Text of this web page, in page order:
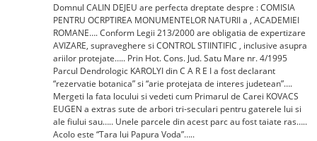
Domnul CALIN DEJEU are perfecta dreptate despre : COMISIA
PENTRU OCRPTIREA MONUMENTELOR NATURII a , ACADEMIEI
ROMANE…. Conform Legii 213/2000 are obligatia de expertizare
AVIZARE, supraveghere si CONTROL STIINTIFIC , inclusive asupra
ariilor protejate….. Prin Hot. Cons. Jud. Satu Mare nr. 4/1995
Parcul Dendrologic KAROLYI din C A R E I a fost declarant
“rezervatie botanica” si “arie protejata de interes judetean”….
Mergeti la fata locului si vedeti cum Primarul de Carei KOVACS
EUGEN a extras sute de arbori tri-seculari pentru gaterele lui si
ale fiului sau….. Unele parcele din acest parc au fost taiate ras…..
Acolo este “Tara lui Papura Voda”…..